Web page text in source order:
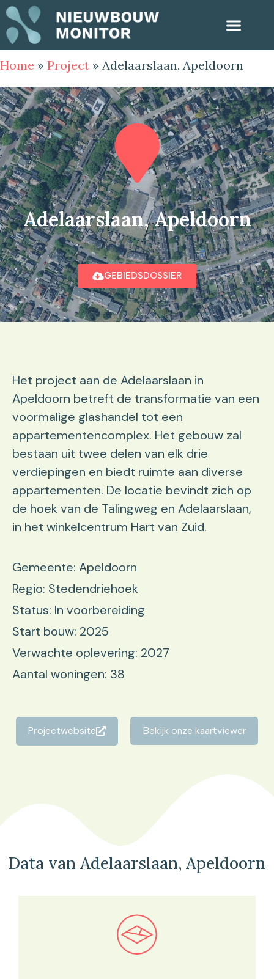
Home » Project » Adelaarslaan, Apeldoorn
Adelaarslaan, Apeldoorn
GEBIEDSDOSSIER
Het project aan de Adelaarslaan in
Apeldoorn betreft de transformatie van een
voormalige glashandel tot een
appartementencomplex. Het gebouw zal
bestaan uit twee delen van elk drie
verdiepingen en biedt ruimte aan diverse
appartementen. De locatie bevindt zich op
de hoek van de Talingweg en Adelaarslaan,
in het winkelcentrum Hart van Zuid.
Gemeente: Apeldoorn
Regio: Stedendriehoek
Status: In voorbereiding
Start bouw: 2025
Verwachte oplevering: 2027
Aantal woningen: 38
Projectwebsite Bekijk onze kaartviewer
Data van Adelaarslaan, Apeldoorn
Bekijk in onze kaartviewer